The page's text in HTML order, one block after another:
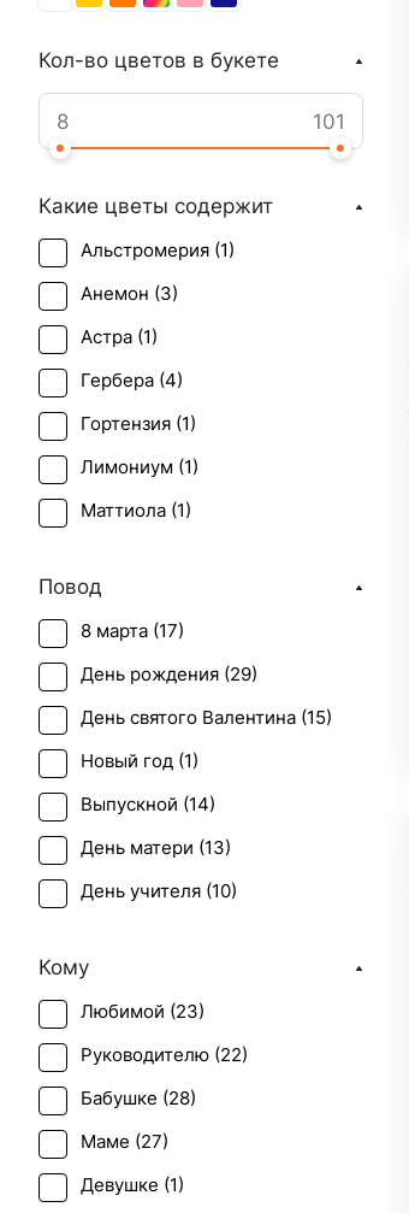
Кол-во цветов в букете
Какие цветы содержит
Альстромерия (1)
Анемон (3)
Астра (1)
Гербера (4)
Гортензия (1)
Лимониум (1)
Маттиола (1)
Нарцисс (
Орхидея (1 )
Подсолнух (7)
Роза (2)
Роза кустовая (
Ромашка (8 )
Танацетум (22)
Тюльпан (2)
Повод
8 марта (17)
День рождения (29)
День святого Валентина (15)
Новый год (1)
Выпускной (14)
День матери (13)
День учителя (10)
Последний звонок (
Рождение ребенка (
Рождество (1)
Татьянин день (
Юбилей ( 14
Кому
Любимой (23)
Руководителю (22)
Бабушке (28)
Маме (27)
Девушке (1)